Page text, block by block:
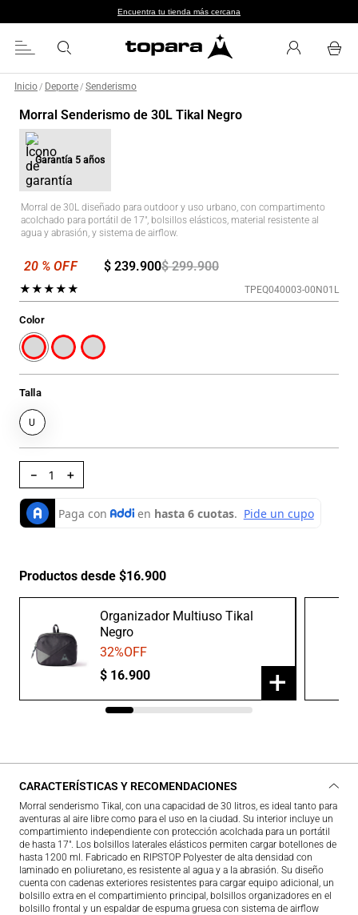
Encuentra tu tienda más cercana
Inicio / Deporte / Senderismo
Morral Senderismo de 30L Tikal Negro
Garantía 5 años
Morral de 30L diseñado para outdoor y uso urbano, con compartimento
acolchado para portátil de 17", bolsillos elásticos, material resistente al
agua y abrasión, y sistema de airflow.
$ 299.900
$ 239.900
★★★★★ TPEQ040003-00N01L
Talla
U
Color
＋
－
Productos desde $16.900
Organizador Multiuso Tikal
Negro
32%OFF
$ 16.900 +
CARACTERÍSTICAS Y RECOMENDACIONES
Morral senderismo Tikal, con una capacidad de 30 litros, es ideal tanto para
aventuras al aire libre como para el uso en la ciudad. Su interior incluye un
compartimiento independiente con protección acolchada para un portátil
de hasta 17". Los bolsillos laterales elásticos permiten cargar botellones de
hasta 1200 ml. Fabricado en RIPSTOP Polyester de alta densidad con
laminado en poliuretano, es resistente al agua y a la abrasión. Su diseño
cuenta con cadenas exteriores resistentes para cargar equipo adicional, un
bolsillo extra en el compartimiento principal, bolsillos organizadores en el
bolsillo frontal y un espaldar de espuma gruesa con sistema de airflow